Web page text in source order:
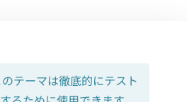
テーマは徹底的にテスト